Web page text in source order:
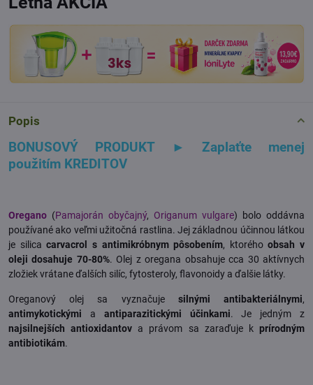
Popis
BONUSOVÝ PRODUKT ► Zaplaťte menej
použitím KREDITOV
Oregano (Pamajorán obyčajný, Origanum vulgare) bolo oddávna
používané ako veľmi užitočná rastlina. Jej základnou účinnou látkou
je silicacarvacrol s antimikróbnym pôsobením, ktoréhoobsah v
oleji dosahuje 70-80%. Olej z oregana obsahuje cca 30 aktívnych
zložiek vrátane ďalších silíc, fytosteroly, flavonoidy a ďalšie látky.
Oreganový olej sa vyznačuje silnými antibakteriálnymi,
antimykotickými a antiparazitickými účinkami. Je jedným z
najsilnejších antioxidantov a právom sa zaraďuje kprírodným
antibiotikám.